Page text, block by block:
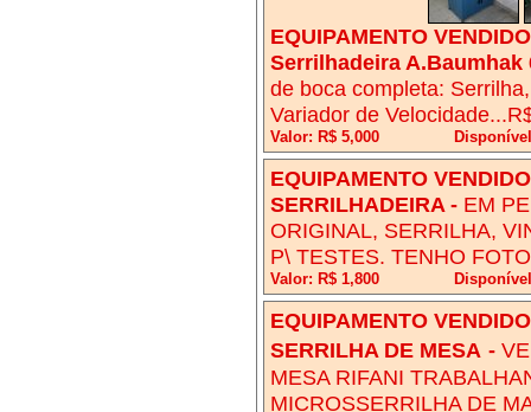
EQUIPAMENTO
Serrilhadeira
de boca completa:
Variador de
Valor: R$ 5,000
EQUIPAMENTO
SERRILHADEIRA - EM
ORIGINAL, SERRILHA,
P\ TESTES. TENHO
Valor: R$ 1,800
EQUIPAMENTO
SERRILHA DE MESA -
MESA RIFANI
MICROSSERRILHA DE